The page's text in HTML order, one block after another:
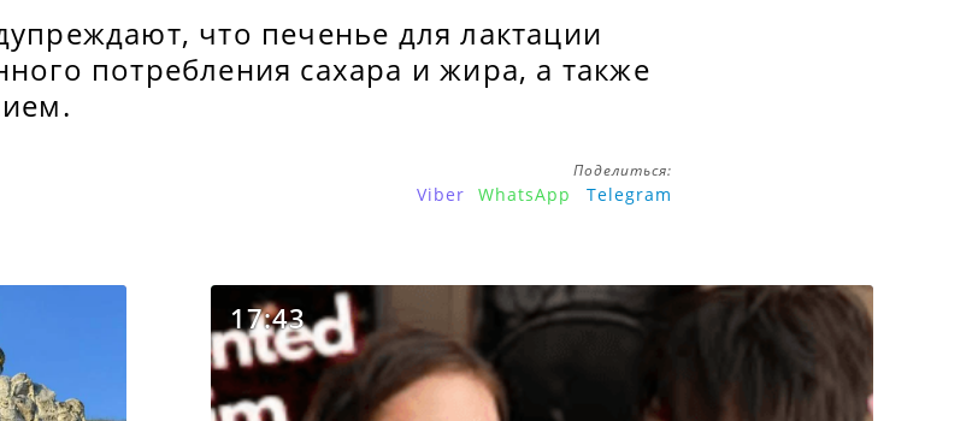
что печенье для лактации
потребления сахара и жира, а также
Поделиться:
Viber WhatsApp Telegram
17:43